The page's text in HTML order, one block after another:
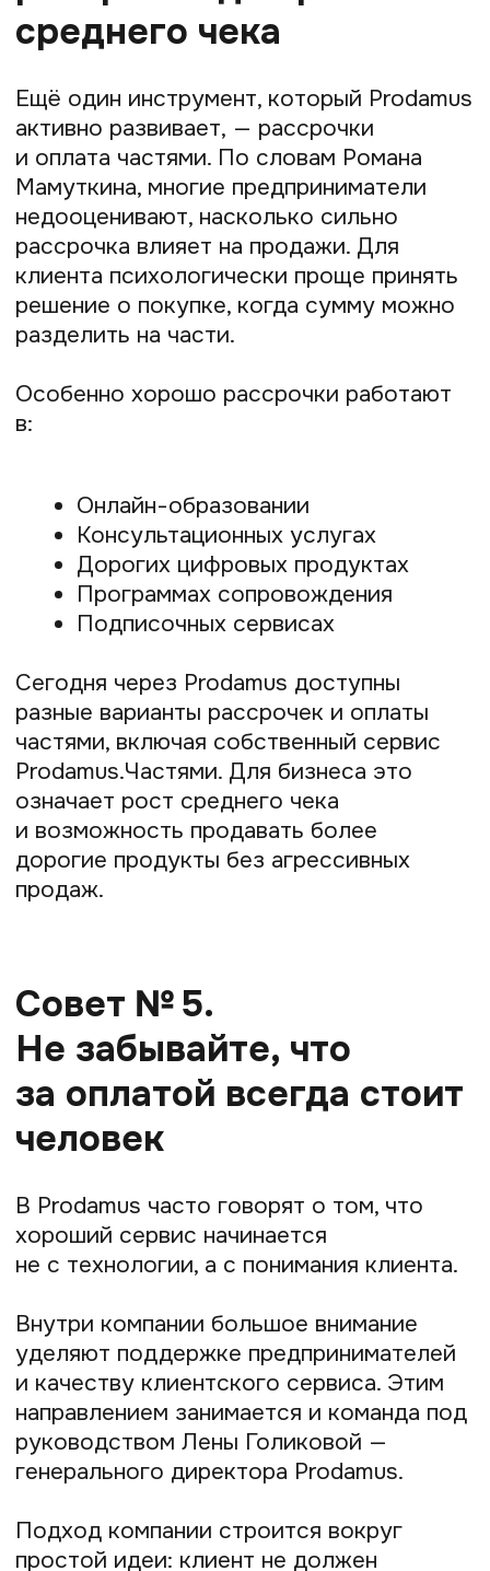
Подпишитесь на нашу
рассылку
Чтобы первыми получать полезные
материалы и всегда быть в курсе всех
новостей и обновлений Prodamus
Подписаться
О медиа-проекте Prodamus
«Знание — деньги»
Пишем обо всём, что может быть полезно
самозанятым и ИП.